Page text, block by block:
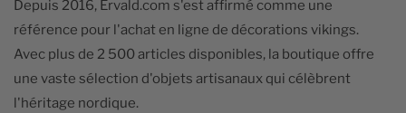
Depuis 2016, Ervald.com s'est affirmé comme une
référence pour l'achat en ligne de décorations vikings.
Avec plus de 2 500 articles disponibles, la boutique offre
une vaste sélection d'objets artisanaux qui célèbrent
l'héritage nordique.